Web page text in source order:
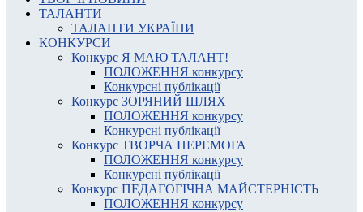
ТАЛАНТИ
ТАЛАНТИ УКРАЇНИ
КОНКУРСИ
Конкурс Я МАЮ ТАЛАНТ!
ПОЛОЖЕННЯ конкурсу
Конкурсні публікації
Конкурс ЗОРЯНИЙ ШЛЯХ
ПОЛОЖЕННЯ конкурсу
Конкурсні публікації
Конкурс ТВОРЧА ПЕРЕМОГА
ПОЛОЖЕННЯ конкурсу
Конкурсні публікації
Конкурс ПЕДАГОГІЧНА МАЙСТЕРНІСТЬ
ПОЛОЖЕННЯ конкурсу